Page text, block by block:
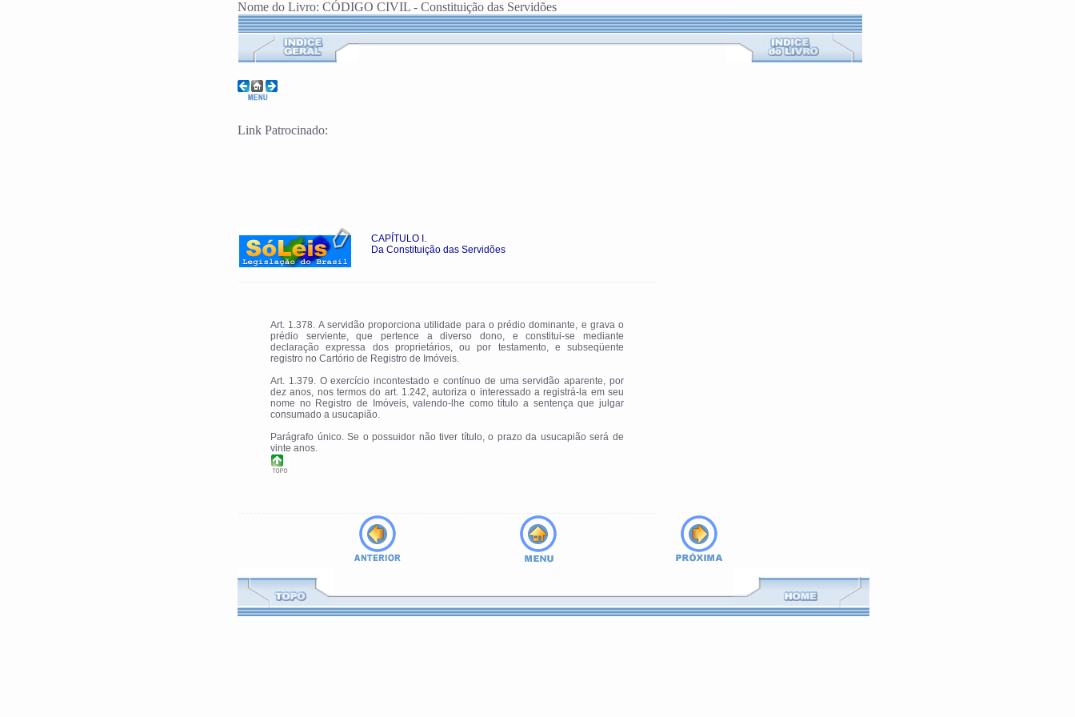
Nome do Livro: CÓDIGO CIVIL - Constituição das Servidões
Link Patrocinado:
CAPÍTULO I.
Da Constituição das Servidões
Art. 1.378. A servidão proporciona utilidade para o prédio dominante, e grava o
prédio serviente, que pertence a diverso dono, e constitui-se mediante
declaração expressa dos proprietários, ou por testamento, e subseqüente
registro no Cartório de Registro de Imóveis.
Art. 1.379. O exercício incontestado e contínuo de uma servidão aparente, por
dez anos, nos termos do art. 1.242, autoriza o interessado a registrá-la em seu
nome no Registro de Imóveis, valendo-lhe como título a sentença que julgar
consumado a usucapião.
Parágrafo único. Se o possuidor não tiver título, o prazo da usucapião será de
vinte anos.